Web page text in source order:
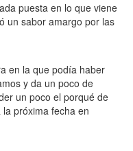
puesta en lo que viene
un sabor amargo por las
en la que podía haber
y da un poco de
un poco el porqué de
próxima fecha en